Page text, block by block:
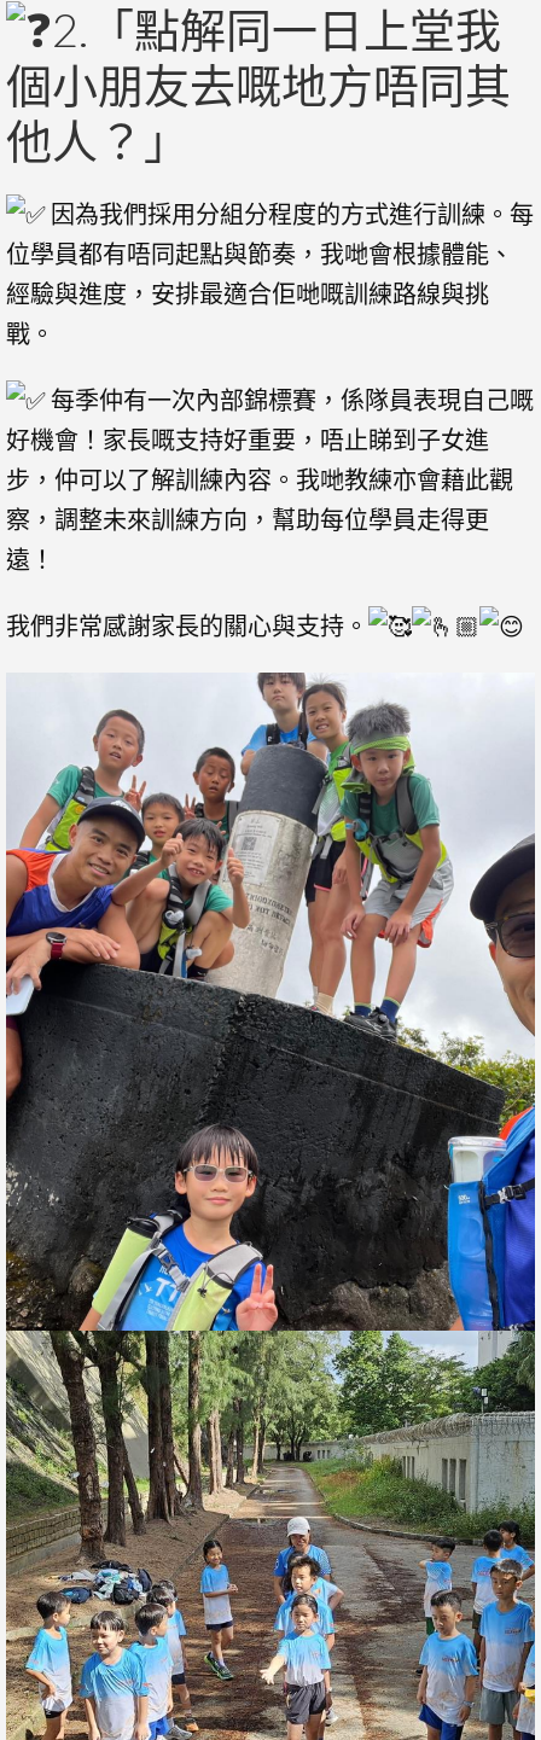
2.「點解同一日上堂我
個小朋友去嘅地方唔同其
他人？」
因為我們採用分組分程度的方式進行訓練。每
位學員都有唔同起點與節奏，我哋會根據體能、
經驗與進度，安排最適合佢哋嘅訓練路線與挑
戰。
每季仲有一次內部錦標賽，係隊員表現自己嘅
好機會！家長嘅支持好重要，唔止睇到子女進
步，仲可以了解訓練內容。我哋教練亦會藉此觀
察，調整未來訓練方向，幫助每位學員走得更
遠！
我們非常感謝家長的關心與支持。